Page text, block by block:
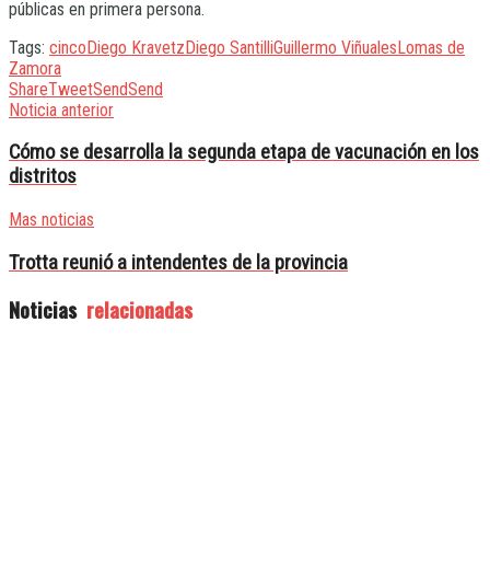
públicas en primera persona.
Tags: cincoDiego KravetzDiego SantilliGuillermo ViñualesLomas de
Zamora
ShareTweetSendSend
Noticia anterior
Cómo se desarrolla la segunda etapa de vacunación en los
distritos
Mas noticias
Trotta reunió a intendentes de la provincia
Noticias relacionadas